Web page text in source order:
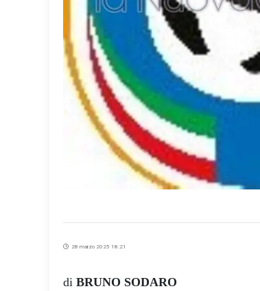
28 marzo 2025 18:21
di BRUNO SODARO